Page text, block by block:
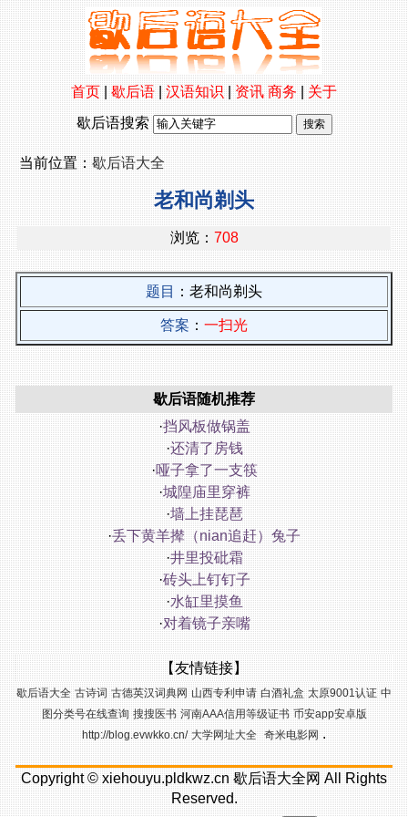
首页|歇后语|汉语知识|资讯 商务|关于
歇后语搜索
当前位置：歇后语大全
老和尚剃头
浏览： 708
题目 ：老和尚剃头
答案 ： 一扫光
歇后语随机推荐
·挡风板做锅盖
·还清了房钱
·哑子拿了一支筷
·城隍庙里穿裤
·墙上挂琵琶
·丢下黄羊撵（nian追赶）兔子
·井里投砒霜
·砖头上钉钉子
·水缸里摸鱼
·对着镜子亲嘴
【友情链接】
歇后语大全 古诗词 古德英汉词典网 山西专利申请 白酒礼盒 太原9001认证 中
图分类号在线查询 搜搜医书 河南AAA信用等级证书 币安app安卓版
http://blog.evwkko.cn/ 大学网址大全 奇米电影网.
Copyright ©xiehouyu.pldkwz.cn 歇后语大全网All Rights
Reserved.